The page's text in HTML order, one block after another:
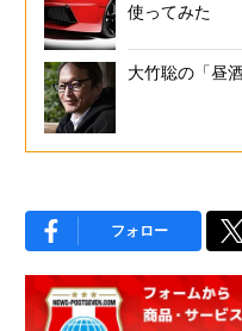
使ってみた
大竹聡の「昼
フォロー